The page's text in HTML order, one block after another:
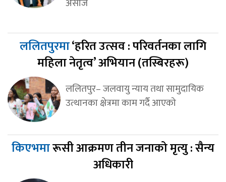
ललितपुरमा‘हरित उत्सव : परिवर्तनका लागि
महिला नेतृत्व’ अभियान (तस्बिरहरू)
ललितपुर– जलवायु न्याय तथा सामुदायिक
उत्थानका क्षेत्रमा काम गर्दै आएको
किएभमारूसी आक्रमण तीन जनाको मृत्यु : सैन्य
अधिकारी